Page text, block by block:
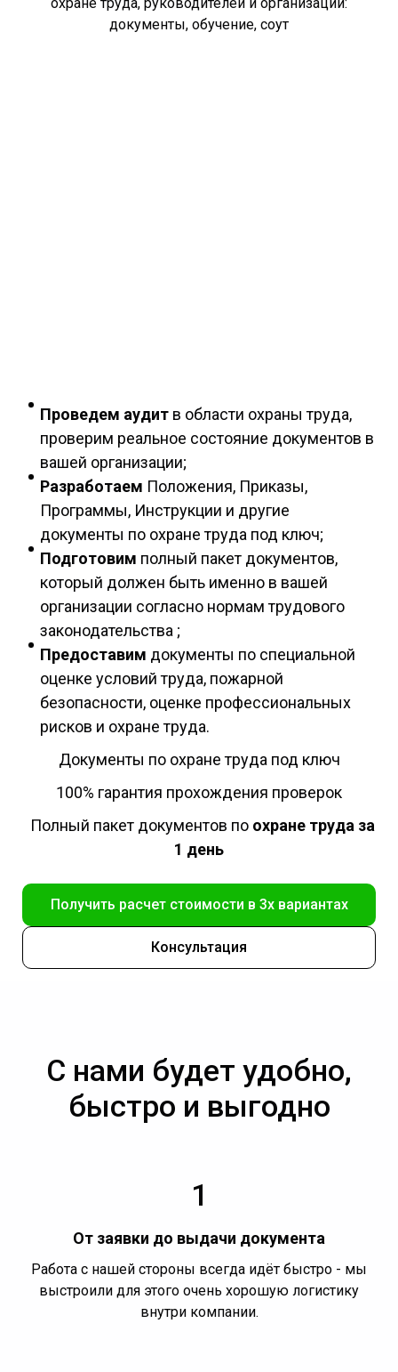
документы, обучение, соут
Проведем аудит в области охраны труда,
проверим реальное состояние документов в
вашей организации;
Разработаем Положения, Приказы,
Программы, Инструкции и другие
документы по охране труда под ключ;
Подготовим полный пакет документов,
который должен быть именно в вашей
организации согласно нормам трудового
законодательства ;
Предоставим документы по специальной
оценке условий труда, пожарной
безопасности, оценке профессиональных
рисков и охране труда.
Документы по охране труда под ключ
100% гарантия прохождения проверок
Полный пакет документов по охране труда за
1 день
Получить расчет стоимости в 3х вариантах
Консультация
С нами будет удобно,
быстро и выгодно
1
От заявки до выдачи документа
Работа с нашей стороны всегда идёт быстро - мы
выстроили для этого очень хорошую логистику
внутри компании.